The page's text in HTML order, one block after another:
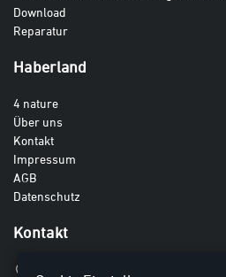
Download
Reparatur
Haberland
4 nature
Über uns
Kontakt
Impressum
AGB
Datenschutz
Kontakt